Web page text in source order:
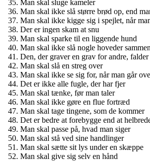
Man skal sluge kameler
Man skal ikke slå større brød op, end
Man skal ikke kigge sig i spejlet, når
Der er ingen skam at snu
Man skal sparke til en liggende hund
Man skal ikke slå nogle hoveder sammen
Den, der graver en grav for andre,
Man skal slå en streg over
Man skal ikke se sig for, når man går
Det er ikke alle fugle, der har fjer
Man skal tænke, før man taler
Man skal ikke gøre en flue fortræd
Man skal tage tingene, som de kommer
Det er bedre at forebygge end at
Man skal passe på, hvad man siger
Man skal stå ved sine handlinger
Man skal sætte sit lys under en skæppe
Man skal give sig selv en hånd